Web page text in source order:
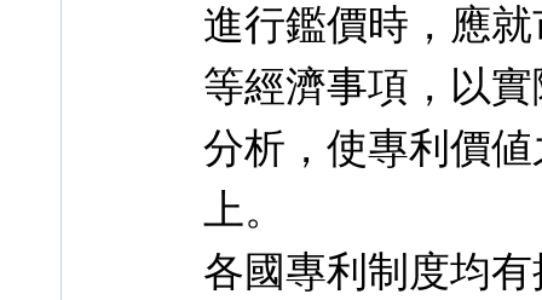
進行鑑價時，應
等經濟事項，以
分析，使專利價
上。
各國專利制度均